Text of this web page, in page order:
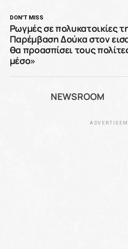
DON'T MISS
Ρωγμές σε πολυκατοικίες
Παρέμβαση Δούκα στον
θα προασπίσει τους
μέσο»
NEWSROOM